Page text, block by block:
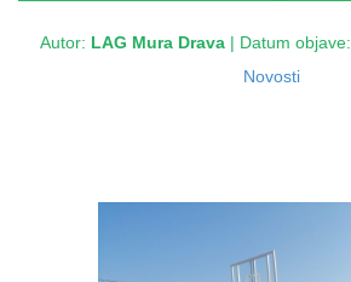
Autor: LAG Mura Drava| Datum objave:
Novosti